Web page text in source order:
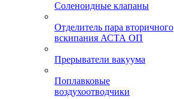
Соленоидные клапаны
Отделитель пара вторичного
вскипания АСТА ОП
Прерыватели вакуума
Поплавковые
воздухоотводчики